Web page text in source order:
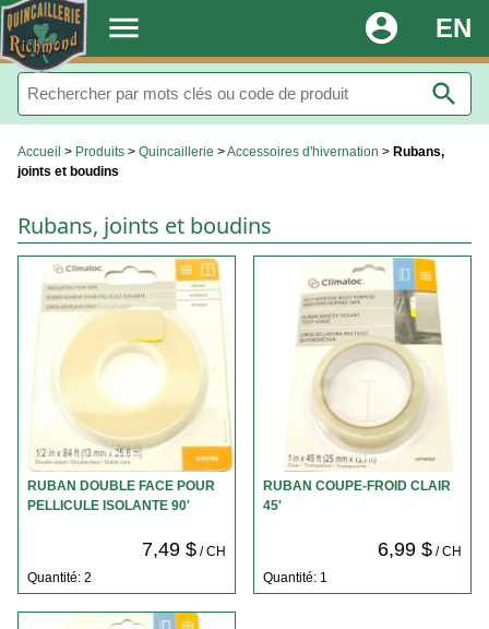
. menu EN
account_circle
search
Accueil > Produits > Quincaillerie >Accessoires d'hivernation > Rubans,
joints et boudins
Rubans, joints et boudins
RUBAN DOUBLE FACE POUR
PELLICULE ISOLANTE 90'
7,49 $/ CH
Quantité: 2
RUBAN COUPE-FROID CLAIR
45'
6,99 $/ CH
Quantité: 1